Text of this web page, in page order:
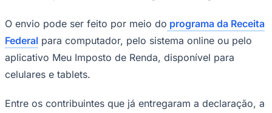
Corinthians
O envio pode ser feito por meio do programa da Receita
Federal para computador, pelo sistema online ou pelo
aplicativo Meu Imposto de Renda, disponível para
celulares e tablets.
Entre os contribuintes que já entregaram a declaração, a